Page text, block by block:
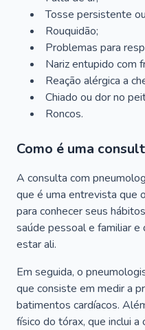
Tosse persistente
Rouquidão;
Problemas para
Nariz entupido com
Reação alérgica a
Chiado ou dor no
Roncos.
Como é uma
A consulta com
que é uma entrevista que
para conhecer seus
saúde pessoal e familiar
estar ali.
Em seguida, o
que consiste em medir a
batimentos cardíacos.
físico do tórax, que inclui